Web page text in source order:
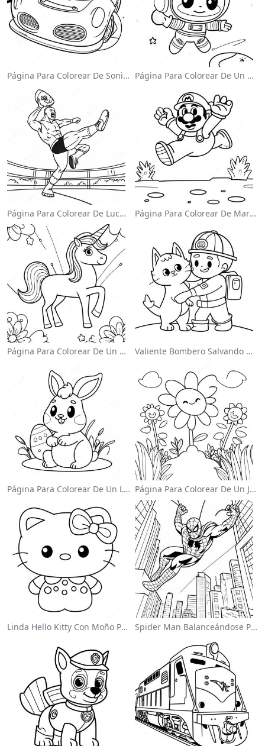
Página Para Colorear De Sonic El Velocista Página Para Colorear De Un Astronauta Lindo Flotando En El Espacio
Página Para Colorear De Luchador De Wwe Saltando Sobre Oponente Página Para Colorear De Mario Saltando Sobre Goombas
Página Para Colorear De Un Unicornio Mágico En Un Arcoíris Valiente Bombero Salvando Un Gato Para Colorear
Página Para Colorear De Un Lindo Conejo De Pascua Página Para Colorear De Un Jardín De Flores Coloridas
Linda Hello Kitty Con Moño Para Colorear Spider Man Balanceándose Por La Ciudad Para Colorear